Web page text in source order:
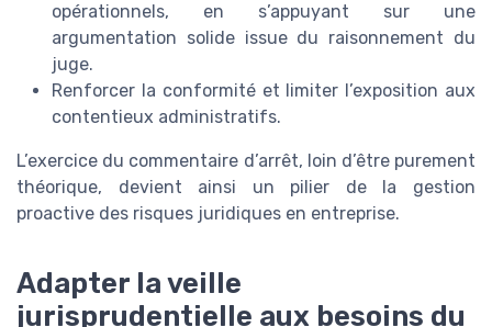
opérationnels, en s’appuyant sur une
argumentation solide issue du raisonnement du
juge.
Renforcer la conformité et limiter l’exposition aux
contentieux administratifs.
L’exercice du commentaire d’arrêt, loin d’être purement
théorique, devient ainsi un pilier de la gestion
proactive des risques juridiques en entreprise.
Adapter la veille
jurisprudentielle aux besoins du